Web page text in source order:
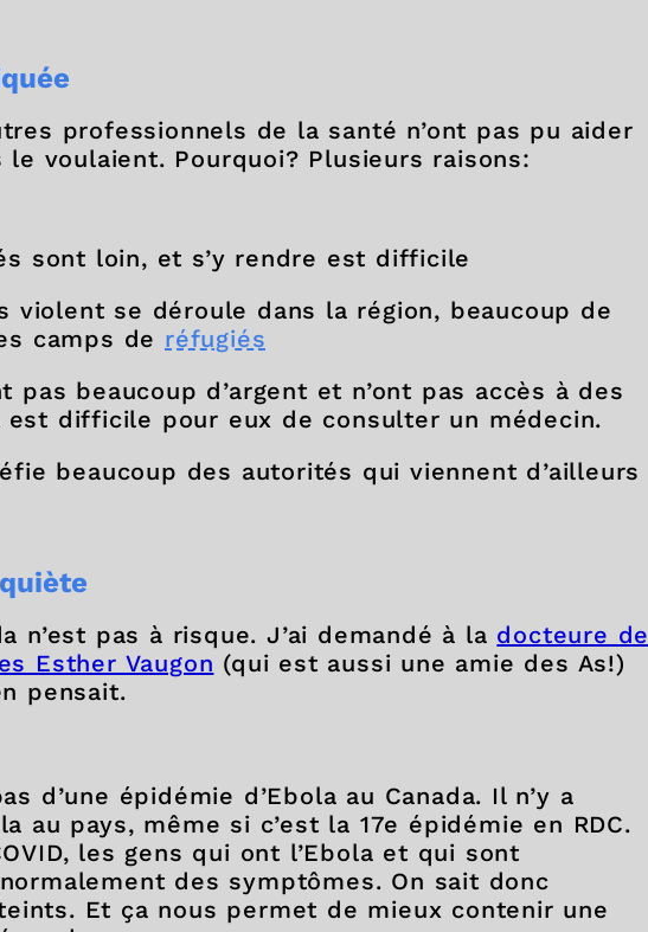
professionnels de la santé n’ont pas pu aider
le voulaient. Pourquoi? Plusieurs raisons:
sont loin, et s’y rendre est difficile
violent se déroule dans la région, beaucoup de
camps de réfugiés
pas beaucoup d’argent et n’ont pas accès à des
difficile pour eux de consulter un médecin.
beaucoup des autorités qui viennent d’ailleurs
n’est pas à risque. J’ai demandé à la docteure de
Esther Vaugon (qui est aussi une amie des As!)
pensait.
d’une épidémie d’Ebola au Canada. Il n’y a
au pays, même si c’est la 17e épidémie en RDC.
les gens qui ont l’Ebola et qui sont
des symptômes. On sait donc
Et ça nous permet de mieux contenir une